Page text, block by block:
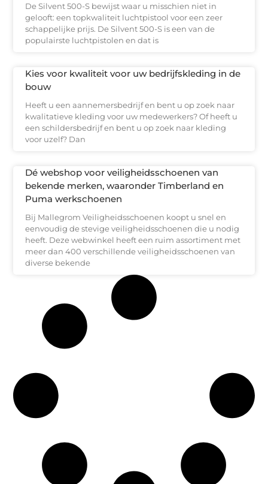
De Silvent 500-S bewijst waar u misschien niet in
gelooft: een topkwaliteit luchtpistool voor een zeer
schappelijke prijs. De Silvent 500-S is een van de
populairste luchtpistolen en dat is
Kies voor kwaliteit voor uw bedrijfskleding in de
bouw
Heeft u een aannemersbedrijf en bent u op zoek naar
kwalitatieve kleding voor uw medewerkers? Of heeft u
een schildersbedrijf en bent u op zoek naar kleding
voor uzelf? Dan
Dé webshop voor veiligheidsschoenen van
bekende merken, waaronder Timberland en
Puma werkschoenen
Bij Mallegrom Veiligheidsschoenen koopt u snel en
eenvoudig de stevige veiligheidsschoenen die u nodig
heeft. Deze webwinkel heeft een ruim assortiment met
meer dan 400 verschillende veiligheidsschoenen van
diverse bekende